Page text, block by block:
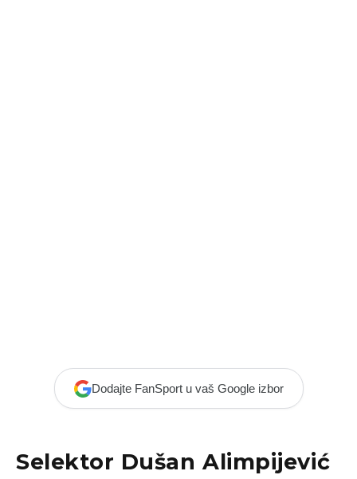
Dodajte FanSport u vaš Google izbor
Selektor Dušan Alimpijević